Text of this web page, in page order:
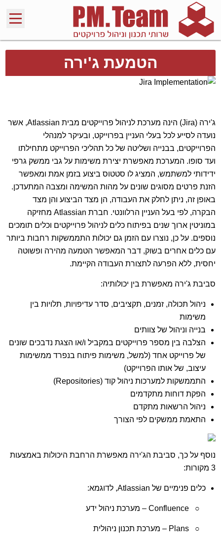
הטמעת ג'ירה
ג'ירה (Jira) הינה מערכת לניהול פרוייקטים מבית Atlassian, אשר
נועדה לסייע לכל בעלי העניין בפרוייקט, ובעיקר למנהלי
הפרוייקטים, בבנייה ושליטה של כל תהליכי הפרוייקט מתחילתו
ועד סופו. המערכת מאפשרת יצירת משימות על גבי ממשק גרפי
ידידותי למשתמש, המציג לו סטטוס ביצוע בזמן אמת ומאפשר
הזנת פרטים מסוגים שונים על מהות המשימה ומצבה המתעדכן.
באופן זה, ניתן לחלק את העבודה, הן מצד הביצוע והן מצד
הבקרה, לפי בעל העניין הרלוונטי. חברת Atlassian מחזיקה
במוניטין ארוך שנים בפיתוח כלים לניהול פרוייקטים וכלים תומכים
נוספים. על כן, נוצרו עם הזמן גם יכולות התממשקות רחבות ביותר
עם כלים אחרים בשוק, דבר המאפשר הטמעה מהירה ופשוטה
יחסית, ללא הפרעה לתצורת העבודה הקיימת.
סביבת ג'ירה מאפשרת בין יכולותיה:
ניהול תכולה, זמנים, תקציבים, סדר עדיפויות, תלויות בין
משימות
בנייה וניהול של צוותים
הצלבה בין מספר פרוייקטים במקביל ו/או הצגת נדבכים שונים
של פרוייקט אחד (למשל, משימות פיתוח בנפרד ממשימות
עיצוב, של אותו הפרוייקט)
התממשקות למערכות ניהול קוד (Repositories)
הפקת דוחות מתקדמים
ניהול הרשאות מתקדם
התאמת ממשקים לפי הצורך
נוסף על כך, סביבת הג'ירה מאפשרת הרחבת היכולות באמצעות
3 מקורות:
כלים פנימיים של Atlassian, לדוגמא:
○ Confluence – מערכת ניהול ידע
○Plans – מערכת תכנון ניהולית